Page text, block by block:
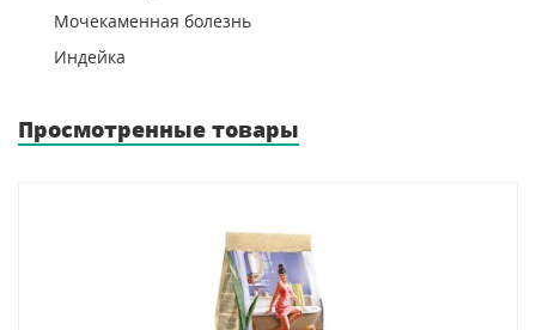
Мочекаменная болезнь
Индейка
Просмотренные товары